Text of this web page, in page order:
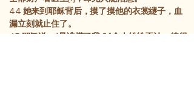
44 她来到耶稣背后，摸了摸他的衣裳繸子，血
漏立刻就止住了。
45 耶稣说：“是谁摸了我？”众人纷纷否认， 彼得